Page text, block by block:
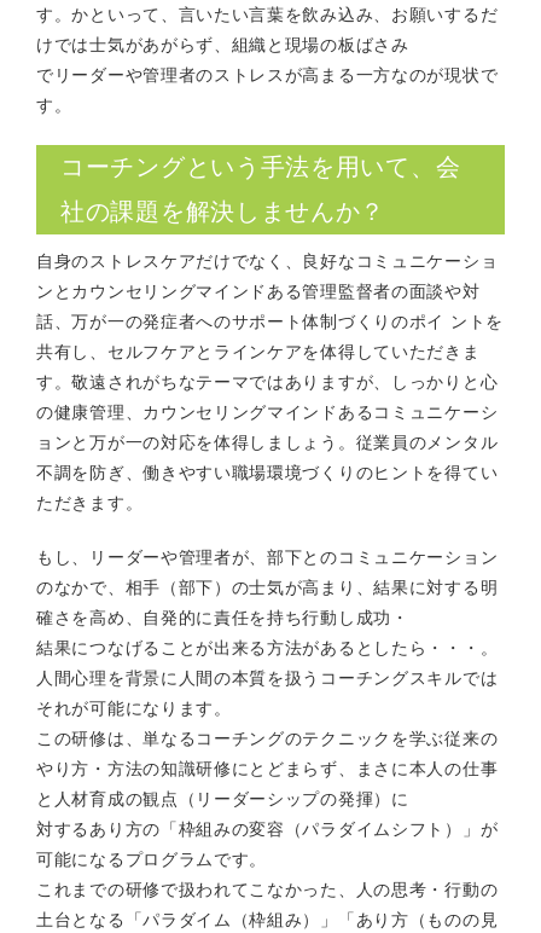
す。かといって、言いたい言葉を飲み込み、お願いするだ
けでは士気があがらず、組織と現場の板ばさみ
でリーダーや管理者のストレスが高まる一方なのが現状で
す。
コーチングという手法を用いて、会
社の課題を解決しませんか？
自身のストレスケアだけでなく、良好なコミュニケーショ
ンとカウンセリングマインドある管理監督者の面談や対
話、万が一の発症者へのサポート体制づくりのポイ ントを
共有し、セルフケアとラインケアを体得していただきま
す。敬遠されがちなテーマではありますが、しっかりと心
の健康管理、カウンセリングマインドあるコミュニケーシ
ョンと万が一の対応を体得しましょう。従業員のメンタル
不調を防ぎ、働きやすい職場環境づくりのヒントを得てい
ただきます。
もし、リーダーや管理者が、部下とのコミュニケーション
のなかで、相手（部下）の士気が高まり、結果に対する明
確さを高め、自発的に責任を持ち行動し成功・
結果につなげることが出来る方法があるとしたら・・・。
人間心理を背景に人間の本質を扱うコーチングスキルでは
それが可能になります。
この研修は、単なるコーチングのテクニックを学ぶ従来の
やり方・方法の知識研修にとどまらず、まさに本人の仕事
と人材育成の観点（リーダーシップの発揮）に
対するあり方の「枠組みの変容（パラダイムシフト）」が
可能になるプログラムです。
これまでの研修で扱われてこなかった、人の思考・行動の
土台となる「パラダイム（枠組み）」「あり方（ものの見